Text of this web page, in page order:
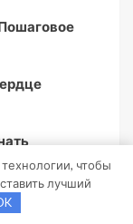
для себя
чтобы
лучший